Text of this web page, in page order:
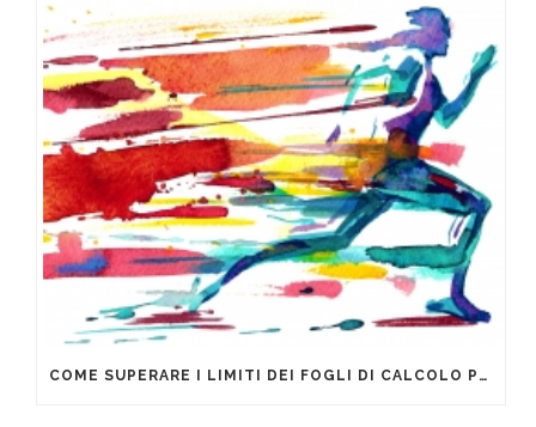
COME SUPERARE I LIMITI DEI FOGLI DI CALCOLO PER LA GESTIONE DEI DATI AZIENDALI